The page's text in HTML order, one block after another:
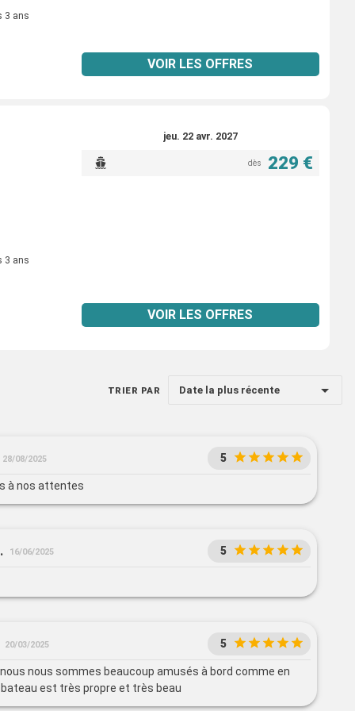
3 ans
VOIR LES OFFRES
3 ans
jeu. 22 avr. 2027
dès 229 €
VOIR LES OFFRES
TRIER PAR Date la plus récente
28/08/2025 5
à nos attentes
16/06/2025 5
20/03/2025 5
nous sommes beaucoup amusés à bord comme en
bateau est très propre et très beau